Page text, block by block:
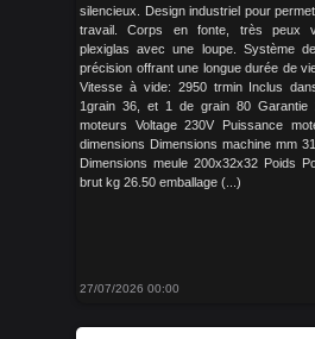
silencieux. Design industriel pour
travail. Corps en fonte, très peux
plexiglas avec une loupe. Système
précision offrant une longue durée de
Vitesse à vide: 2950 trmin Inclus
1grain 36, et 1 de grain 80 Garantie
moteurs Voltage 230V Puissance
dimensions Dimensions machine mm
Dimensions meule 200x32x32 Poids
brut kg 26.50 emballage (...)
27/07/2026 00:00